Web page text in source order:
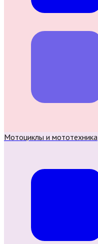
Мотоциклы и мототехника